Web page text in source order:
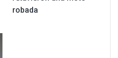
robada